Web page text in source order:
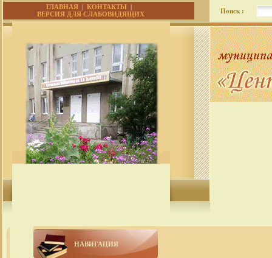
ГЛАВНАЯ |КОНТАКТЫ |
ВЕРСИЯ ДЛЯ СЛАБОВИДЯЩИХ
Поиск :
НАВИГАЦИЯ